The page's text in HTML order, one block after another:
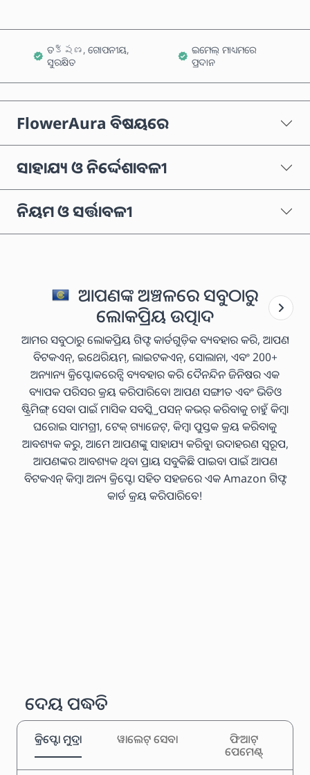
ତక్షణ, ଗୋପନୀୟ,
ସୁରକ୍ଷିତ
ଇମେଲ୍ ମାଧ୍ୟମରେ
ପ୍ରଦାନ
FlowerAura ବିଷୟରେ
ସାହାଯ୍ୟ ଓ ନିର୍ଦ୍ଦେଶାବଳୀ
ନିୟମ ଓ ସର୍ତ୍ତାବଳୀ
ଆପଣଙ୍କ ଅଞ୍ଚଳରେ ସବୁଠାରୁ
ଲୋକପ୍ରିୟ ଉତ୍ପାଦ
ଆମର ସବୁଠାରୁ ଲୋକପ୍ରିୟ ଗିଫ୍ଟ କାର୍ଡଗୁଡ଼ିକ ବ୍ୟବହାର କରି, ଆପଣ
ବିଟକଏନ୍, ଇଥେରିୟମ୍, ଲାଇଟକଏନ୍, ସୋଲାନା, ଏବଂ 200+
ଅନ୍ୟାନ୍ୟ କ୍ରିପ୍ଟୋକରେନ୍ସି ବ୍ୟବହାର କରି ଦୈନନ୍ଦିନ ଜିନିଷର ଏକ
ବ୍ୟାପକ ପରିସର କ୍ରୟ କରିପାରିବେ। ଆପଣ ସଙ୍ଗୀତ ଏବଂ ଭିଡିଓ
ଷ୍ଟ୍ରିମିଙ୍ଗ୍ ସେବା ପାଇଁ ମାସିକ ସବସ୍କ୍ରିପସନ୍ କଭର୍ କରିବାକୁ ଚାହୁଁ କିମ୍ବା
ଘରୋଇ ସାମଗ୍ରୀ, ଟେକ୍ ଗ୍ୟାଜେଟ୍, କିମ୍ବା ପୁସ୍ତକ କ୍ରୟ କରିବାକୁ
ଆବଶ୍ୟକ କରୁ, ଆମେ ଆପଣଙ୍କୁ ସାହାଯ୍ୟ କରିବୁ। ଉଦାହରଣ ସ୍ୱରୂପ,
ଆପଣଙ୍କର ଆବଶ୍ୟକ ଥିବା ପ୍ରାୟ ସବୁକିଛି ପାଇବା ପାଇଁ ଆପଣ
ବିଟକଏନ୍ କିମ୍ବା ଅନ୍ୟ କ୍ରିପ୍ଟୋ ସହିତ ସହଜରେ ଏକ Amazon ଗିଫ୍ଟ
କାର୍ଡ କ୍ରୟ କରିପାରିବେ!
ଦେୟ ପଦ୍ଧତି
କ୍ରିପ୍ଟୋ ମୁଦ୍ରା ୱାଲେଟ୍ ସେବା
ଫିଆଟ୍
ପେମେଣ୍ଟ୍